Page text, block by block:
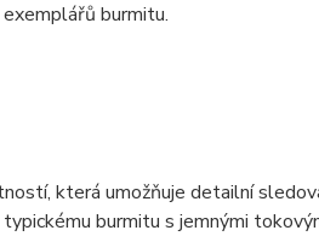
burmitu.
která umožňuje detailní
burmitu s jemnými